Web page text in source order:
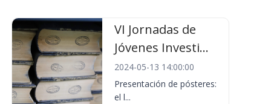
VI Jornadas de
Jóvenes Investi...
2024-05-13 14:00:00
Presentación de pósteres:
el l...